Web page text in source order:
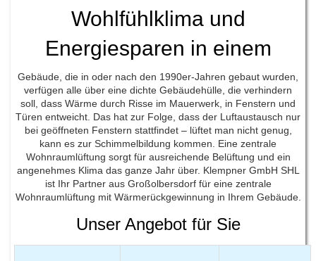
Wohlfühlklima und
Energiesparen in einem
Gebäude, die in oder nach den 1990er-Jahren gebaut wurden,
verfügen alle über eine dichte Gebäudehülle, die verhindern
soll, dass Wärme durch Risse im Mauerwerk, in Fenstern und
Türen entweicht. Das hat zur Folge, dass der Luftaustausch nur
bei geöffneten Fenstern stattfindet – lüftet man nicht genug,
kann es zur Schimmelbildung kommen. Eine zentrale
Wohnraumlüftung sorgt für ausreichende Belüftung und ein
angenehmes Klima das ganze Jahr über. Klempner GmbH SHL
ist Ihr Partner aus Großolbersdorf für eine zentrale
Wohnraumlüftung mit Wärmerückgewinnung in Ihrem Gebäude.
Unser Angebot für Sie